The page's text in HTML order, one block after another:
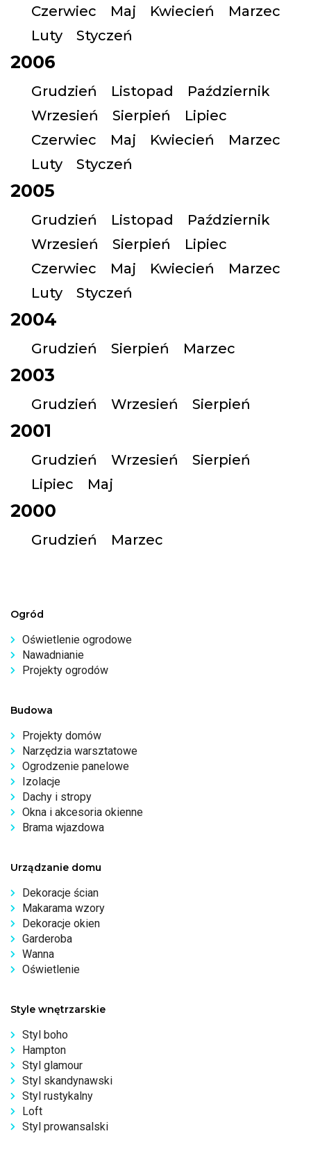
Czerwiec Maj Kwiecień
Marzec
Luty
Styczeń
2006
Grudzień Listopad
Październik
Wrzesień
Sierpień
Lipiec
Czerwiec
Maj Kwiecień
Marzec
Luty
Styczeń
2005
Grudzień Listopad
Październik
Wrzesień
Sierpień
Lipiec
Czerwiec
Maj Kwiecień
Marzec
Luty
Styczeń
2004
Grudzień Sierpień Marzec
2003
Grudzień Wrzesień Sierpień
2001
Grudzień Wrzesień
Sierpień
Lipiec
Maj
2000
Grudzień Marzec
Ogród
Oświetlenie ogrodowe
Nawadnianie
Projekty ogrodów
Budowa
Projekty domów
Narzędzia warsztatowe
Ogrodzenie panelowe
Izolacje
Dachy i stropy
Okna i akcesoria okienne
Brama wjazdowa
Urządzanie domu
Dekoracje ścian
Makarama wzory
Dekoracje okien
Garderoba
Wanna
Oświetlenie
Style wnętrzarskie
Styl boho
Hampton
Styl glamour
Styl skandynawski
Styl rustykalny
Loft
Styl prowansalski